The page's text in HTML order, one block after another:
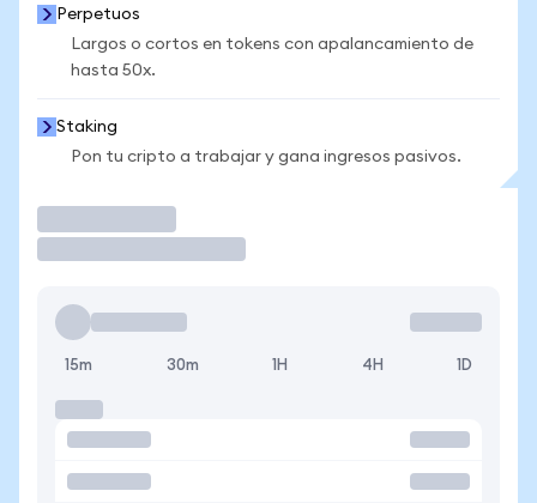
Perpetuos
Largos o cortos en tokens con apalancamiento de
hasta 50x.
Staking
Pon tu cripto a trabajar y gana ingresos pasivos.
15m 30m 1H 4H 1D